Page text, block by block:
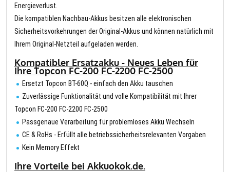
Energieverlust.
Die kompatiblen Nachbau-Akkus besitzen alle elektronischen
Sicherheitsvorkehrungen der Original-Akkus und können natürlich mit
Ihrem Original-Netzteil aufgeladen werden.
Kompatibler Ersatzakku - Neues Leben für
Ihre Topcon FC-200 FC-2200 FC-2500
Ersetzt Topcon BT-60Q - einfach den Akku tauschen
Zuverlässige Funktionalität und volle Kompatibilität mit Ihrer
Topcon FC-200 FC-2200 FC-2500
Passgenaue Verarbeitung für problemloses Akku Wechseln
CE & RoHs - Erfüllt alle betriebssicherheitsrelevanten Vorgaben
Kein Memory Effekt
Ihre Vorteile bei Akkuokok.de.